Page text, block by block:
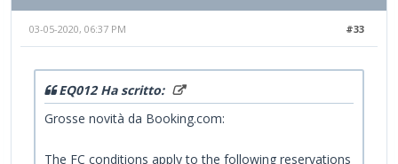
#33
03-05-2020, 06:37 PM
EQ012 Ha scritto:
Grosse novità da Booking.com:
The FC conditions apply to the following reservations